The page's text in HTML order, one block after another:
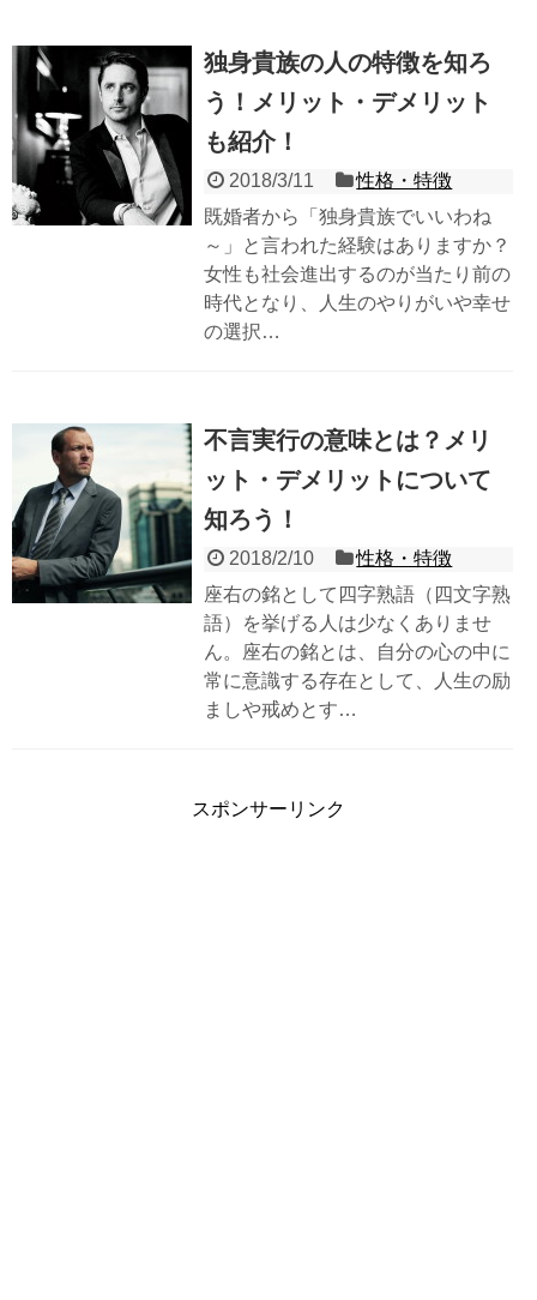
独身貴族の人の特徴を知ろ
う！メリット・デメリット
も紹介！
2018/3/11
性格・特徴
既婚者から「独身貴族でいいわね
～」と言われた経験はありますか？
女性も社会進出するのが当たり前の
時代となり、人生のやりがいや幸せ
の選択…
不言実行の意味とは？メリ
ット・デメリットについて
知ろう！
2018/2/10
性格・特徴
座右の銘として四字熟語（四文字熟
語）を挙げる人は少なくありませ
ん。座右の銘とは、自分の心の中に
常に意識する存在として、人生の励
ましや戒めとす…
スポンサーリンク